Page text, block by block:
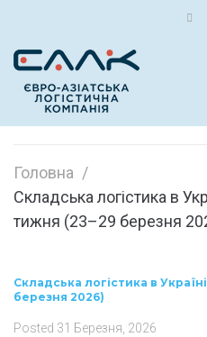
Головна /
Складська логістика в
тижня (23–29 березня
Складська логістика в
березня 2026)
Posted 31 Березня, 2026